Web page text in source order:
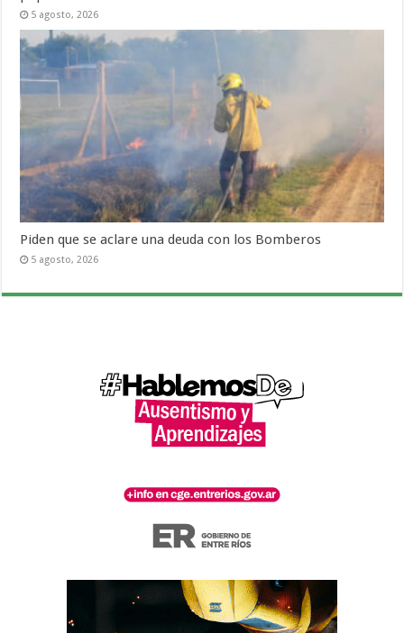
5 agosto, 2026
Piden que se aclare una deuda con los Bomberos
5 agosto, 2026